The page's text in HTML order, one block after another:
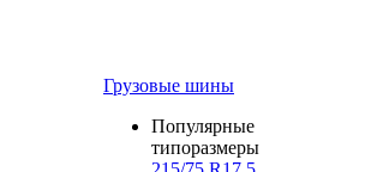
Грузовые шины
Популярные
типоразмеры